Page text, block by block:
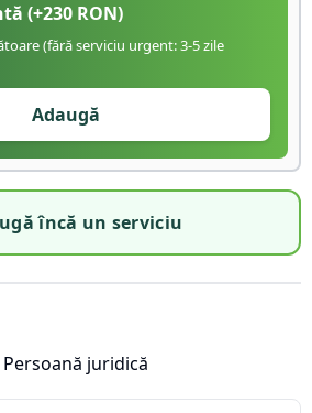
(+230 RON)
(fără serviciu urgent: 3-5 zile
Adaugă
încă un serviciu
Persoană juridică